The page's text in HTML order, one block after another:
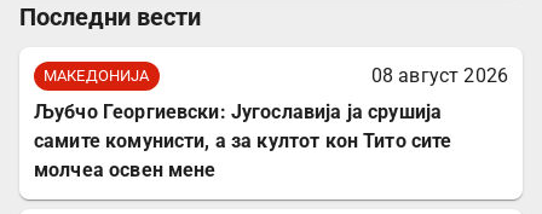
Последни вести
МАКЕДОНИЈА
08 август 2026
Љубчо Георгиевски: Југославија ја срушија
самите комунисти, а за култот кон Тито сите
молчеа освен мене